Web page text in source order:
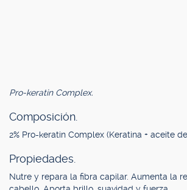
Pro-keratin Complex.
Composición.
2% Pro-keratin Complex (Keratina + aceite
Propiedades.
Nutre y repara la fibra capilar. Aumenta la